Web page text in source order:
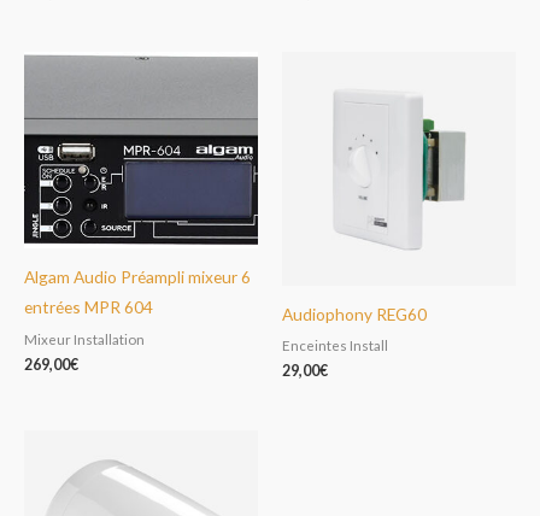
Algam Audio Préampli mixeur 6
entrées MPR 604
Mixeur Installation
269,00€
Audiophony REG60
Enceintes Install
29,00€